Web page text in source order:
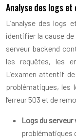
Analyse des logs
L’analyse des logs
identifier la cause de
serveur backend
les requêtes, les
L’examen attentif
problématiques, les
l’erreur 503 et de
Logs du serveur
problématiques